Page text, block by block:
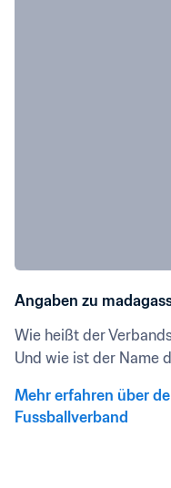
Angaben zu
Wie heißt der
Und wie ist der Name
Mehr erfahren über
Fussballverband